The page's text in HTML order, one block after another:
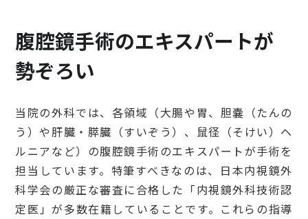
腹腔鏡手術のエキスパートが
勢ぞろい
当院の外科では、各領域（大腸や胃、胆嚢（たんの
う）や肝臓・膵臓（すいぞう）、鼠径（そけい）ヘ
ルニアなど）の腹腔鏡手術のエキスパートが手術を
担当しています。特筆すべきなのは、日本内視鏡外
科学会の厳正な審査に合格した「内視鏡外科技術認
定医」が多数在籍していることです。これらの指導